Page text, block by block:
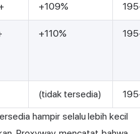
+109%
+110%
(tidak tersedia)
hampir selalu lebih kecil